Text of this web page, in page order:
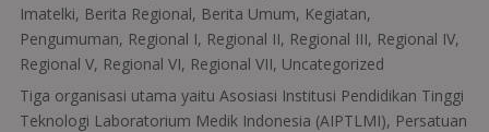
Imatelki, Berita Regional, Berita Umum, Kegiatan,
Pengumuman, Regional I, Regional II, Regional III, Regional IV,
Regional V, Regional VI, Regional VII, Uncategorized
Tiga organisasi utama yaitu Asosiasi Institusi Pendidikan Tinggi
Teknologi Laboratorium Medik Indonesia (AIPTLMI), Persatuan